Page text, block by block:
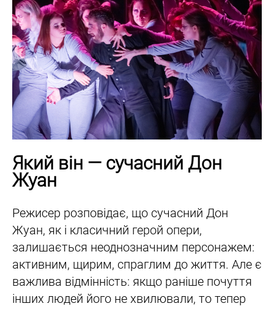
Який він — сучасний Дон
Жуан
Режисер розповідає, що сучасний Дон
Жуан, як і класичний герой опери,
залишається неоднозначним персонажем:
активним, щирим, спраглим до життя. Але є
важлива відмінність: якщо раніше почуття
інших людей його не хвилювали, то тепер